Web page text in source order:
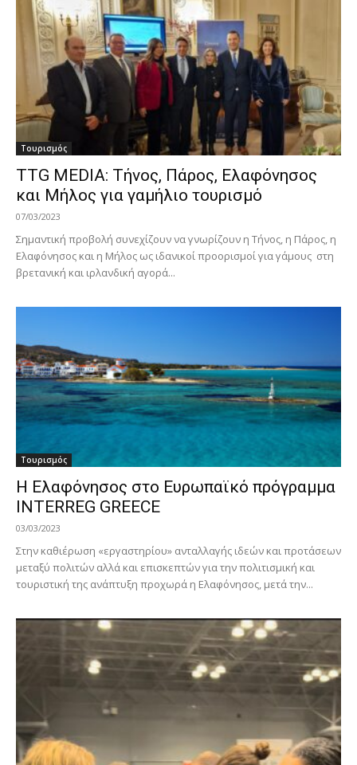
Τουρισμός
TTG MEDIA: Τήνος, Πάρος, Ελαφόνησος
και Μήλος για γαμήλιο τουρισμό
07/03/2023
Σημαντική προβολή συνεχίζουν να γνωρίζουν η Τήνος, η Πάρος, η
Ελαφόνησος και η Μήλος ως ιδανικοί προορισμοί για γάμους στη
βρετανική και ιρλανδική αγορά...
Τουρισμός
Η Ελαφόνησος στο Ευρωπαϊκό πρόγραμμα
INTERREG GREECE
03/03/2023
Στην καθιέρωση «εργαστηρίου» ανταλλαγής ιδεών και προτάσεων
μεταξύ πολιτών αλλά και επισκεπτών για την πολιτισμική και
τουριστική της ανάπτυξη προχωρά η Ελαφόνησος, μετά την...